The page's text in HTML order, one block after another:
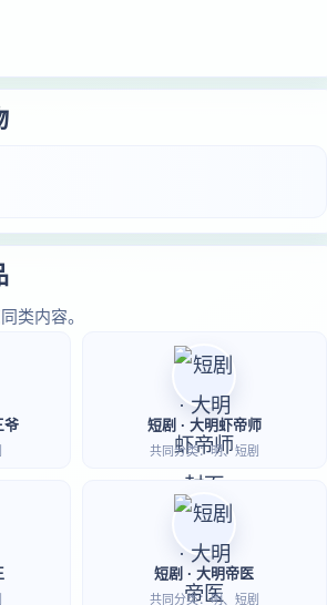
类内容。
爷 短剧 · 大明虾帝师
共同分类：明、短剧
短剧 · 大明帝医
共同分类：明、短剧